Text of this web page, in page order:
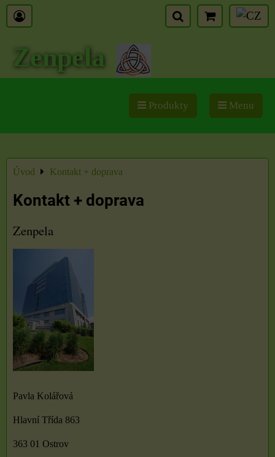
Zenpela
Produkty Menu
Úvod Kontakt + doprava
Kontakt + doprava
Zenpela
Pavla Kolářová
Hlavní Třída 863
363 01 Ostrov